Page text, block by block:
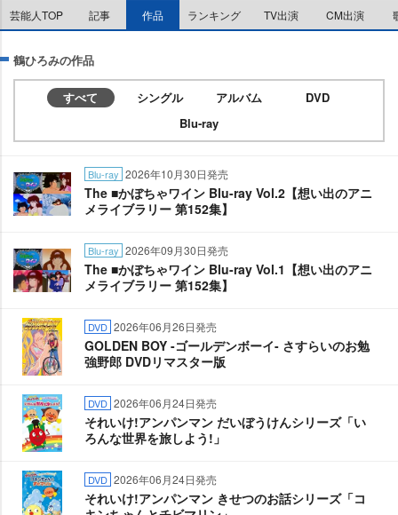
e
芸能人TOP 記事 作品 ランキング TV出演 CM出演
鶴ひろみの作品
すべて シングル アルバム
DVD
Blu-ray
Blu-ray 2026年10月30日発売
The ■かぼちゃワイン Blu-ray Vol.2【想い出のアニ
メライブラリー 第152集】
Blu-ray 2026年09月30日発売
The ■かぼちゃワイン Blu-ray Vol.1【想い出のアニ
メライブラリー 第152集】
DVD 2026年06月26日発売
GOLDEN BOY -ゴールデンボーイ- さすらいのお勉
強野郎 DVDリマスター版
DVD 2026年06月24日発売
それいけ!アンパンマン だいぼうけんシリーズ「い
ろんな世界を旅しよう!」
DVD 2026年06月24日発売
それいけ!アンパンマン きせつのお話シリーズ「コ